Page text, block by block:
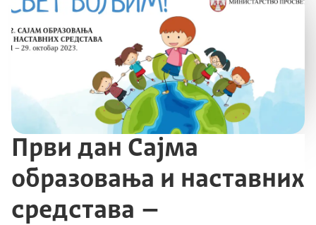
Први дан Сајма
образовања и наставних
средстава –